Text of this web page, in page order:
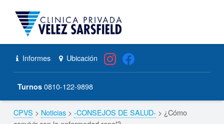
¿Cómo convivir con la enfermedad renal? – CPVS
Primary Menu
Header info sidebar Informes Ubicación
Turnos 0810-122-9898
Breadcrumbs navigation
CPVS > Noticias> -CONSEJOS DE SALUD- > ¿Cómo